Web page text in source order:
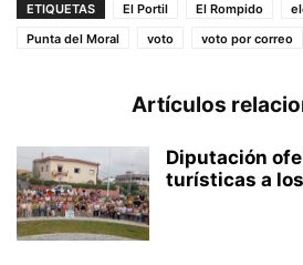
ETIQUETAS El Portil El Rompido
Punta del Moral
voto voto por correo
Artículos
Diputación
turísticas a